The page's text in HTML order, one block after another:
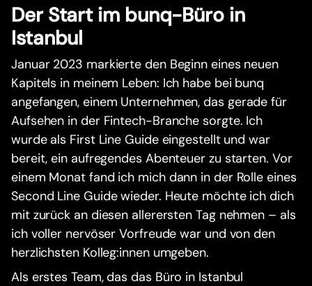
Der Start im bunq-Büro in
Istanbul
Januar 2023 markierte den Beginn eines neuen
Kapitels in meinem Leben: Ich habe bei bunq
angefangen, einem Unternehmen, das gerade für
Aufsehen in der Fintech-Branche sorgte. Ich
wurde als First Line Guide eingestellt und war
bereit, ein aufregendes Abenteuer zu starten. Vor
einem Monat fand ich mich dann in der Rolle eines
Second Line Guide wieder. Heute möchte ich dich
mit zurück an diesen allerersten Tag nehmen – als
ich voller nervöser Vorfreude war und von den
herzlichsten Kolleg:innen umgeben.
Als erstes Team, das das Büro in Istanbul